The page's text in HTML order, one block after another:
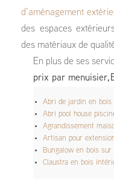
d’aménagement
des espaces
des matériaux de
En plus de ses
prix par menuisier,
Abri de jardin en
Abri pool house
Agrandissement
Artisan pour
Bungalow en bois sur
Claustra en bois